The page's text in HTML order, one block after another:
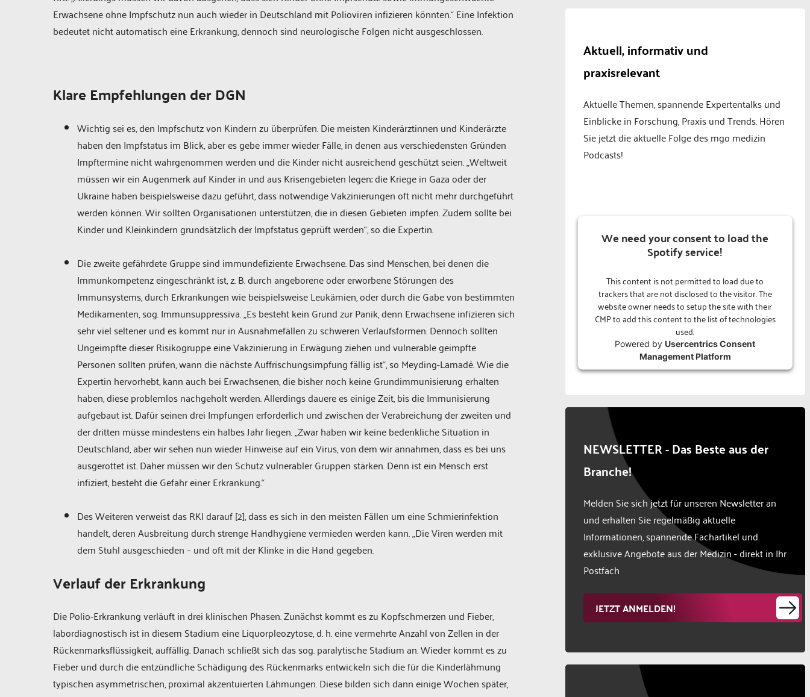
Erwachsene ohne Impfschutz nun auch wieder in Deutschland mit Polioviren infizieren könnten.“ Eine Infektion
bedeutet nicht automatisch eine Erkrankung, dennoch sind neurologische Folgen nicht ausgeschlossen.
Klare Empfehlungen der DGN
Wichtig sei es, den Impfschutz von Kindern zu überprüfen. Die meisten Kinderärztinnen und Kinderärzte
haben den Impfstatus im Blick, aber es gebe immer wieder Fälle, in denen aus verschiedensten Gründen
Impftermine nicht wahrgenommen werden und die Kinder nicht ausreichend geschützt seien. „Weltweit
müssen wir ein Augenmerk auf Kinder in und aus Krisengebieten legen; die Kriege in Gaza oder der
Ukraine haben beispielsweise dazu geführt, dass notwendige Vakzinierungen oft nicht mehr durchgeführt
werden können. Wir sollten Organisationen unterstützen, die in diesen Gebieten impfen. Zudem sollte bei
Kinder und Kleinkindern grundsätzlich der Impfstatus geprüft werden“, so die Expertin.
Die zweite gefährdete Gruppe sind immundefiziente Erwachsene. Das sind Menschen, bei denen die
Immunkompetenz eingeschränkt ist, z. B. durch angeborene oder erworbene Störungen des
Immunsystems, durch Erkrankungen wie beispielsweise Leukämien, oder durch die Gabe von bestimmten
Medikamenten, sog. Immunsuppressiva. „Es besteht kein Grund zur Panik, denn Erwachsene infizieren sich
sehr viel seltener und es kommt nur in Ausnahmefällen zu schweren Verlaufsformen. Dennoch sollten
Ungeimpfte dieser Risikogruppe eine Vakzinierung in Erwägung ziehen und vulnerable geimpfte
Personen sollten prüfen, wann die nächste Auffrischungsimpfung fällig ist“, so Meyding-Lamadé. Wie die
Expertin hervorhebt, kann auch bei Erwachsenen, die bisher noch keine Grundimmunisierung erhalten
haben, diese problemlos nachgeholt werden. Allerdings dauere es einige Zeit, bis die Immunisierung
aufgebaut ist. Dafür seinen drei Impfungen erforderlich und zwischen der Verabreichung der zweiten und
der dritten müsse mindestens ein halbes Jahr liegen. „Zwar haben wir keine bedenkliche Situation in
Deutschland, aber wir sehen nun wieder Hinweise auf ein Virus, von dem wir annahmen, dass es bei uns
ausgerottet ist. Daher müssen wir den Schutz vulnerabler Gruppen stärken. Denn ist ein Mensch erst
infiziert, besteht die Gefahr einer Erkrankung.“
Des Weiteren verweist das RKI darauf [2], dass es sich in den meisten Fällen um eine Schmierinfektion
handelt, deren Ausbreitung durch strenge Handhygiene vermieden werden kann. „Die Viren werden mit
dem Stuhl ausgeschieden – und oft mit der Klinke in die Hand gegeben.
Verlauf der Erkrankung
Die Polio-Erkrankung verläuft in drei klinischen Phasen. Zunächst kommt es zu Kopfschmerzen und Fieber,
labordiagnostisch ist in diesem Stadium eine Liquorpleozytose, d. h. eine vermehrte Anzahl von Zellen in der
Rückenmarksflüssigkeit, auffällig. Danach schließt sich das sog. paralytische Stadium an. Wieder kommt es zu
Fieber und durch die entzündliche Schädigung des Rückenmarks entwickeln sich die für die Kinderlähmung
typischen asymmetrischen, proximal akzentuierten Lähmungen. Diese bilden sich dann einige Wochen später,
Aktuell, informativ und
praxisrelevant
Aktuelle Themen, spannende Expertentalks und
Einblicke in Forschung, Praxis und Trends. Hören
Sie jetzt die aktuelle Folge des mgo medizin
Podcasts!
We need your consent to load the
Spotify service!
This content is not permitted to load due to
trackers that are not disclosed to the visitor. The
website owner needs to setup the site with their
CMP to add this content to the list of technologies
used.
Powered byUsercentrics Consent
Management Platform
NEWSLETTER - Das Beste aus der
Branche!
Melden Sie sich jetzt für unseren Newsletter an
und erhalten Sie regelmäßig aktuelle
Informationen, spannende Fachartikel und
exklusive Angebote aus der Medizin - direkt in Ihr
Postfach
JETZT ANMELDEN!